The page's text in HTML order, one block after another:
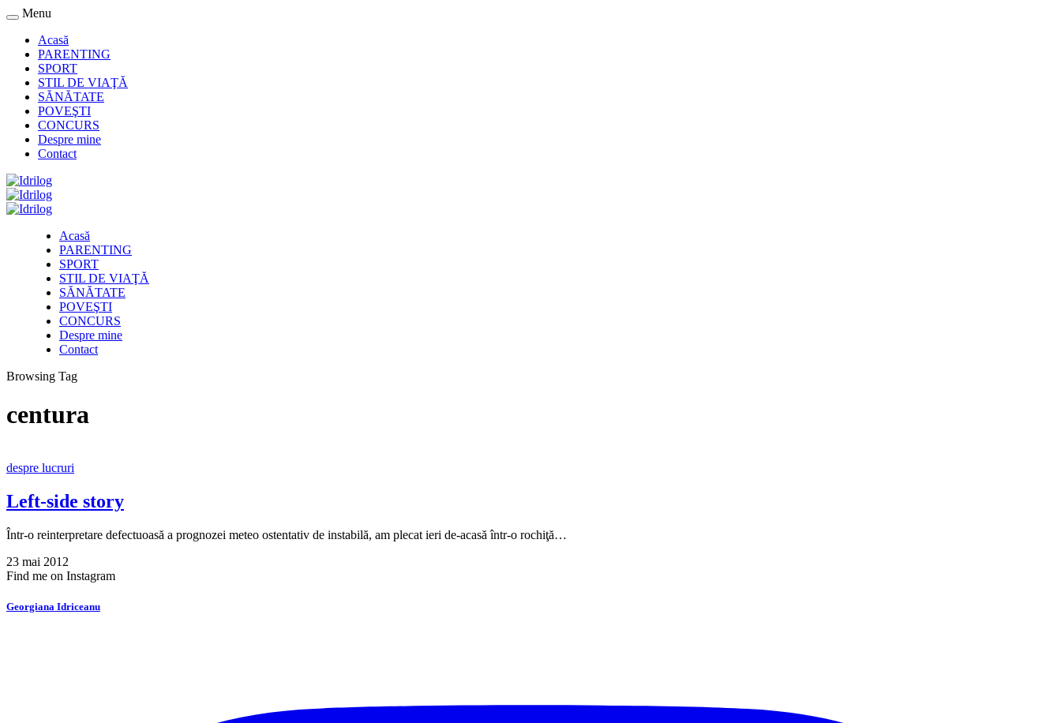
Menu
Acasă
PARENTING
SPORT
STIL DE VIAŢĂ
SĂNĂTATE
POVEŞTI
CONCURS
Despre mine
Contact
Acasă
PARENTING
SPORT
STIL DE VIAŢĂ
SĂNĂTATE
POVEŞTI
CONCURS
Despre mine
Contact
Browsing Tag
centura
despre lucruri
Left-side story
Într-o reinterpretare defectuoasă a prognozei meteo ostentativ de instabilă, am plecat ieri de-acasă într-o rochiţă…
23 mai 2012
Find me on Instagram
Georgiana Idriceanu